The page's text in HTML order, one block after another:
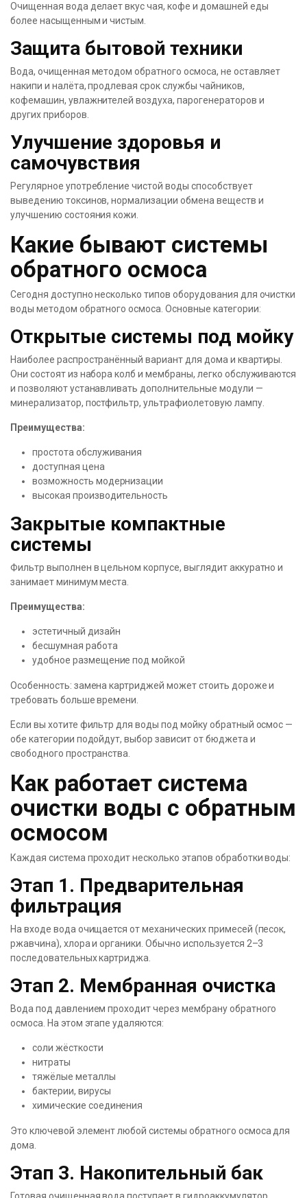
Очищенная вода делает вкус чая, кофе и домашней еды
более насыщенным и чистым.
Защита бытовой техники
Вода, очищенная методом обратного осмоса, не оставляет
накипи и налёта, продлевая срок службы чайников,
кофемашин, увлажнителей воздуха, парогенераторов и
других приборов.
Улучшение здоровья и
самочувствия
Регулярное употребление чистой воды способствует
выведению токсинов, нормализации обмена веществ и
улучшению состояния кожи.
Какие бывают системы
обратного осмоса
Сегодня доступно несколько типов оборудования для очистки
воды методом обратного осмоса. Основные категории:
Открытые системы под мойку
Наиболее распространённый вариант для дома и квартиры.
Они состоят из набора колб и мембраны, легко обслуживаются
и позволяют устанавливать дополнительные модули —
минерализатор, постфильтр, ультрафиолетовую лампу.
Преимущества:
простота обслуживания
доступная цена
возможность модернизации
высокая производительность
Закрытые компактные
системы
Фильтр выполнен в цельном корпусе, выглядит аккуратно и
занимает минимум места.
Преимущества:
эстетичный дизайн
бесшумная работа
удобное размещение под мойкой
Особенность: замена картриджей может стоить дороже и
требовать больше времени.
Если вы хотите фильтр для воды под мойку обратный осмос —
обе категории подойдут, выбор зависит от бюджета и
свободного пространства.
Как работает система
очистки воды с обратным
осмосом
Каждая система проходит несколько этапов обработки воды:
Этап 1. Предварительная
фильтрация
На входе вода очищается от механических примесей (песок,
ржавчина), хлора и органики. Обычно используется 2–3
последовательных картриджа.
Этап 2. Мембранная очистка
Вода под давлением проходит через мембрану обратного
осмоса. На этом этапе удаляются:
соли жёсткости
нитраты
тяжёлые металлы
бактерии, вирусы
химические соединения
Это ключевой элемент любой системы обратного осмоса для
дома.
Этап 3. Накопительный бак